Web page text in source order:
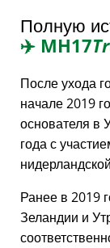
Полную
✈️ MH17
После ухода
начале 2019
основателя в
года с
Ранее в 2019
Зеландии и